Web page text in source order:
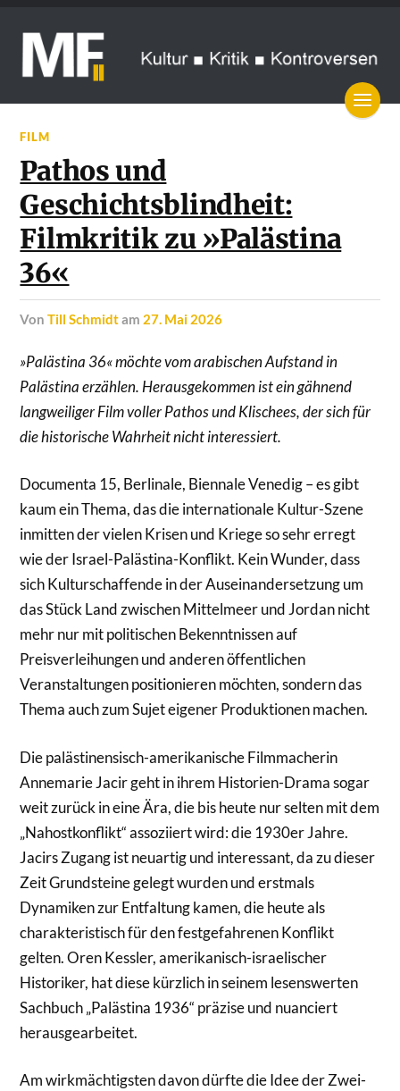
FILM
Pathos und
Geschichtsblindheit:
Filmkritik zu »Palästina
36«
vonTill Schmidtam 27. Mai 2026
»Palästina 36« möchte vom arabischen Aufstand in
Palästina erzählen. Herausgekommen ist ein gähnend
langweiliger Film voller Pathos und Klischees, der sich für
die historische Wahrheit nicht interessiert.
Documenta 15, Berlinale, Biennale Venedig – es gibt
kaum ein Thema, das die internationale Kultur-Szene
inmitten der vielen Krisen und Kriege so sehr erregt
wie der Israel-Palästina-Konflikt. Kein Wunder, dass
sich Kulturschaffende in der Auseinandersetzung um
das Stück Land zwischen Mittelmeer und Jordan nicht
mehr nur mit politischen Bekenntnissen auf
Preisverleihungen und anderen öffentlichen
Veranstaltungen positionieren möchten, sondern das
Thema auch zum Sujet eigener Produktionen machen.
Die palästinensisch-amerikanische Filmmacherin
Annemarie Jacir geht in ihrem Historien-Drama sogar
weit zurück in eine Ära, die bis heute nur selten mit dem
„Nahostkonflikt“ assoziiert wird: die 1930er Jahre.
Jacirs Zugang ist neuartig und interessant, da zu dieser
Zeit Grundsteine gelegt wurden und erstmals
Dynamiken zur Entfaltung kamen, die heute als
charakteristisch für den festgefahrenen Konflikt
gelten. Oren Kessler, amerikanisch-israelischer
Historiker, hat diese kürzlich in seinem lesenswerten
Sachbuch „Palästina 1936“ präzise und nuanciert
herausgearbeitet.
Am wirkmächtigsten davon dürfte die Idee der Zwei-